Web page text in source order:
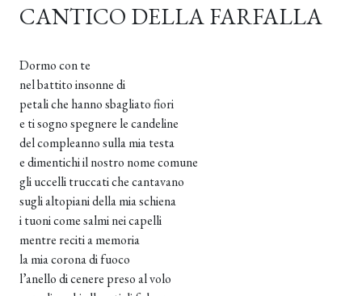
CANTICO DELLA FARFALLA
Dormo con te
nel battito insonne di
petali che hanno sbagliato fiori
e ti sogno spegnere le candeline
del compleanno sulla mia testa
e dimentichi il nostro nome comune
gli uccelli truccati che cantavano
sugli altopiani della mia schiena
i tuoni come salmi nei capelli
mentre reciti a memoria
la mia corona di fuoco
l’anello di cenere preso al volo